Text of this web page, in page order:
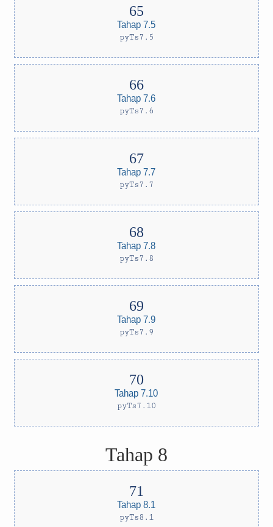
Tahap 7.5
pyTs7.5
Tahap 7.6
pyTs7.6
Tahap 7.7
pyTs7.7
Tahap 7.8
pyTs7.8
Tahap 7.9
pyTs7.9
Tahap 7.10
pyTs7.10
Tahap 8
Tahap 8.1
pyTs8.1